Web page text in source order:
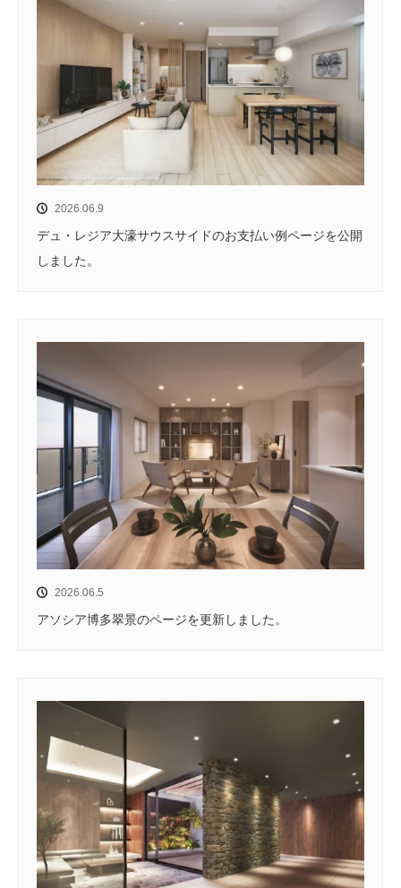
2026.06.9
デュ・レジア大濠サウスサイドのお支払い例ページを公開
しました。
2026.06.5
アソシア博多翠景のページを更新しました。